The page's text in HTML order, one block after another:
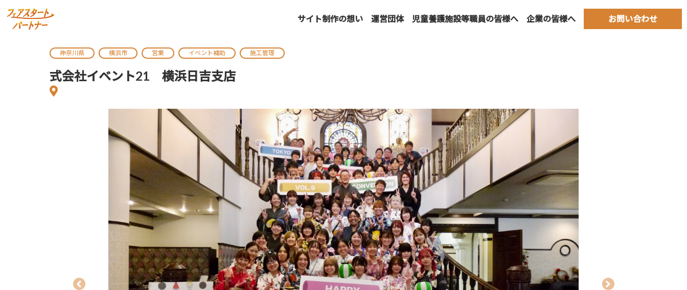
サイト制作の想い 運営団体 児童養護施設等職員の皆様へ 企業の皆様へ お問い合わせ
神奈川県 横浜市 営業 イベント補助 施工管理
式会社イベント21 横浜日吉支店